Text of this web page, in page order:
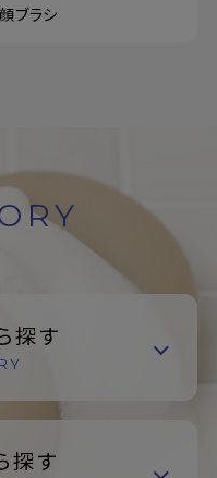
ブラシ
探す
探す